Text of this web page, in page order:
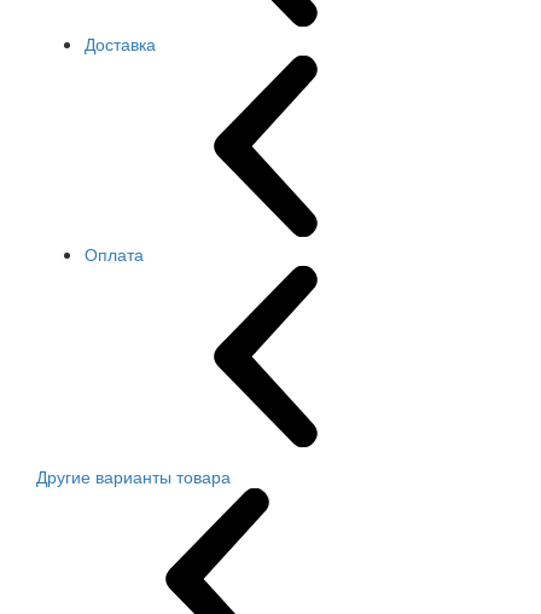
Доставка
Оплата
Другие варианты товара